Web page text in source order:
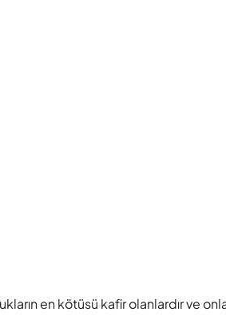
en kötüsü kafir olanlardır ve